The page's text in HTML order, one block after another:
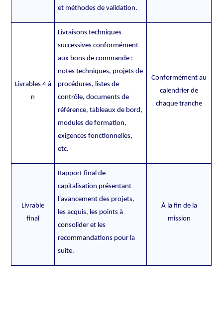
et méthodes de validation.
Livrables 4 à
n
Livraisons techniques
successives conformément
aux bons de commande :
notes techniques, projets de
procédures, listes de
contrôle, documents de
référence, tableaux de bord,
modules de formation,
exigences fonctionnelles,
etc.
Conformément au
calendrier de
chaque tranche
Livrable
final
Rapport final de
capitalisation présentant
l'avancement des projets,
les acquis, les points à
consolider et les
recommandations pour la
suite.
À la fin de la
mission